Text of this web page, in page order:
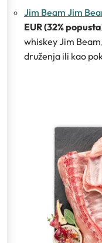
Jim Beam Jim
EUR (32%
whiskey Jim
druženja ili kao